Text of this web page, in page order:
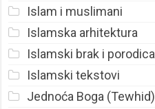
Islam i muslimani
Islamska arhitektura
Islamski brak i porodica
Islamski tekstovi
Jednoća Boga (Tewhid)